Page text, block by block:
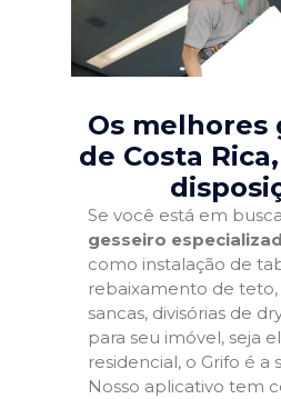
Os melhores
de Costa
Se você está em
gesseiro
como instalação de
rebaixamento de teto,
sancas, divisórias de
para seu imóvel, seja
residencial, o Grifo é a
Nosso aplicativo tem